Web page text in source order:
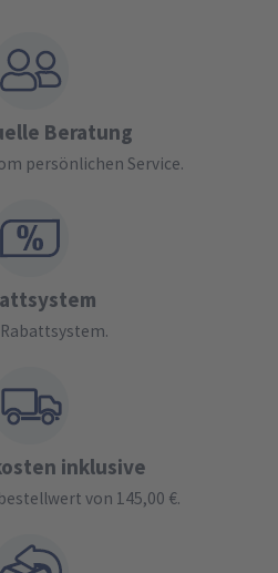
Beratung
persönlichen Service.
inklusive
von 145,00 €.